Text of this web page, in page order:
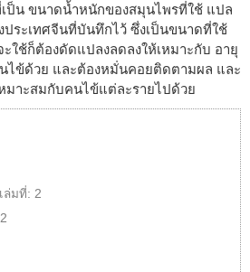
ป็น ขนาดน้ำหนักของสมุนไพรที่ใช้ แปล
ระเทศจีนที่บันทึกไว้ ซึ่งเป็นขนาดที่ใช้
ะใช้ก็ต้องดัดแปลงลดลงให้เหมาะกับ อายุ
ไข้ด้วย และต้องหมั่นคอยติดตามผล และ
มาะสมกับคนไข้แต่ละรายไปด้วย
เล่มที่: 2